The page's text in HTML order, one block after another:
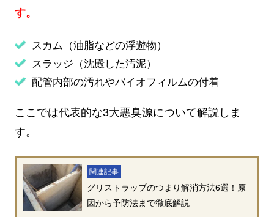
す。
スカム（油脂などの浮遊物）
スラッジ（沈殿した汚泥）
配管内部の汚れやバイオフィルムの付着
ここでは代表的な3大悪臭源について解説しま
す。
関連記事
グリストラップのつまり解消方法6選！原
因から予防法まで徹底解説